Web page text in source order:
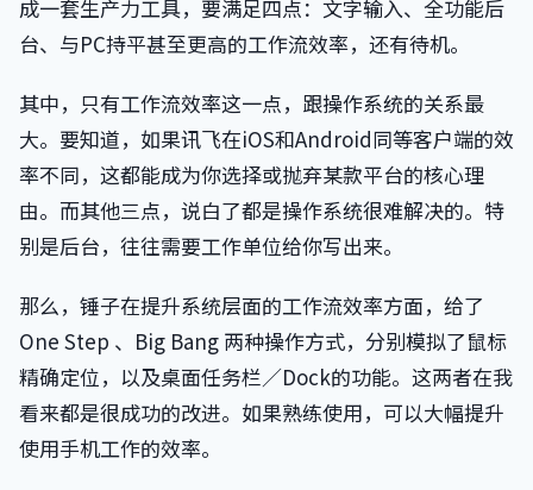
成一套生产力工具，要满足四点：文字输入、全功能后
台、与PC持平甚至更高的工作流效率，还有待机。
其中，只有工作流效率这一点，跟操作系统的关系最
大。要知道，如果讯飞在iOS和Android同等客户端的效
率不同，这都能成为你选择或抛弃某款平台的核心理
由。而其他三点，说白了都是操作系统很难解决的。特
别是后台，往往需要工作单位给你写出来。
那么，锤子在提升系统层面的工作流效率方面，给了
One Step 、Big Bang 两种操作方式，分别模拟了鼠标
精确定位，以及桌面任务栏／Dock的功能。这两者在我
看来都是很成功的改进。如果熟练使用，可以大幅提升
使用手机工作的效率。